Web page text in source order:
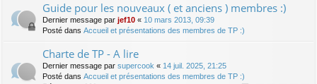
Guide pour les nouveaux ( et anciens ) membres :)
Dernier message par jef10 « 10 mars 2013, 09:39
Posté dans Accueil et présentations des membres de TP :)
Charte de TP - A lire
Dernier message par supercook « 14 juil. 2025, 21:25
Posté dans Accueil et présentations des membres de TP :)